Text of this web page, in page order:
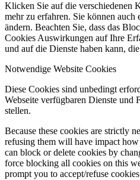
Klicken Sie auf die verschiedenen
mehr zu erfahren. Sie können
ändern. Beachten Sie, dass das
Cookies Auswirkungen auf Ihre
und auf die Dienste haben kann,
Notwendige Website Cookies
Diese Cookies sind unbedingt
Webseite verfügbaren Dienste und
stellen.
Because these cookies are strictly
refusing them will have impact
can block or delete cookies by
force blocking all cookies on this
prompt you to accept/refuse